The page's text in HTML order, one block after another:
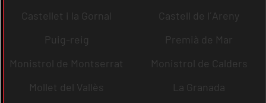
Castellet i la Gornal
Castell de l´Areny
Puig-reig
Premià de Mar
Monistrol de Montserrat
Monistrol de Calders
Mollet del Vallès
La Granada